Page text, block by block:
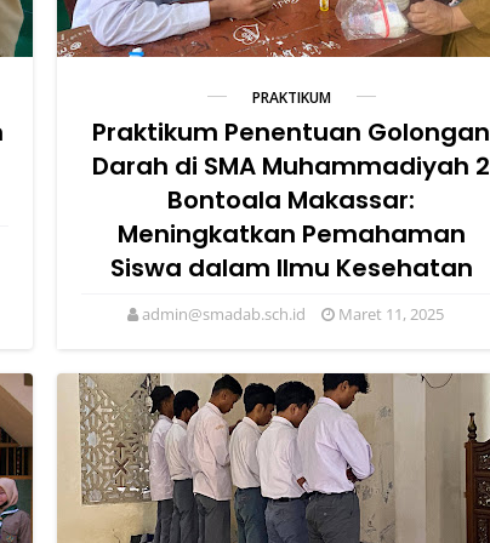
PRAKTIKUM
Praktikum Penentuan Golongan
Darah di SMA Muhammadiyah 2
Bontoala Makassar:
Meningkatkan Pemahaman
Siswa dalam Ilmu Kesehatan
admin@smadab.sch.id Maret 11, 2025